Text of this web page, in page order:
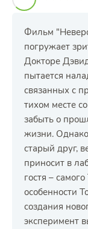
Фильм
погружает
Докторе
пытается
связанных с
тихом месте
забыть о
жизни. Однако
старый друг,
приносит в
гостя –
особенности
создания
эксперимент